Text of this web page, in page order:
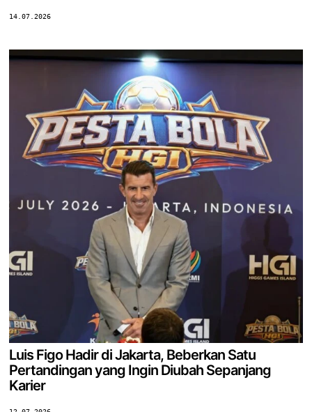
14.07.2026
Luis Figo Hadir di Jakarta, Beberkan Satu
Pertandingan yang Ingin Diubah Sepanjang
Karier